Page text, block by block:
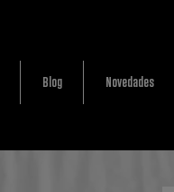
Blog Novedades